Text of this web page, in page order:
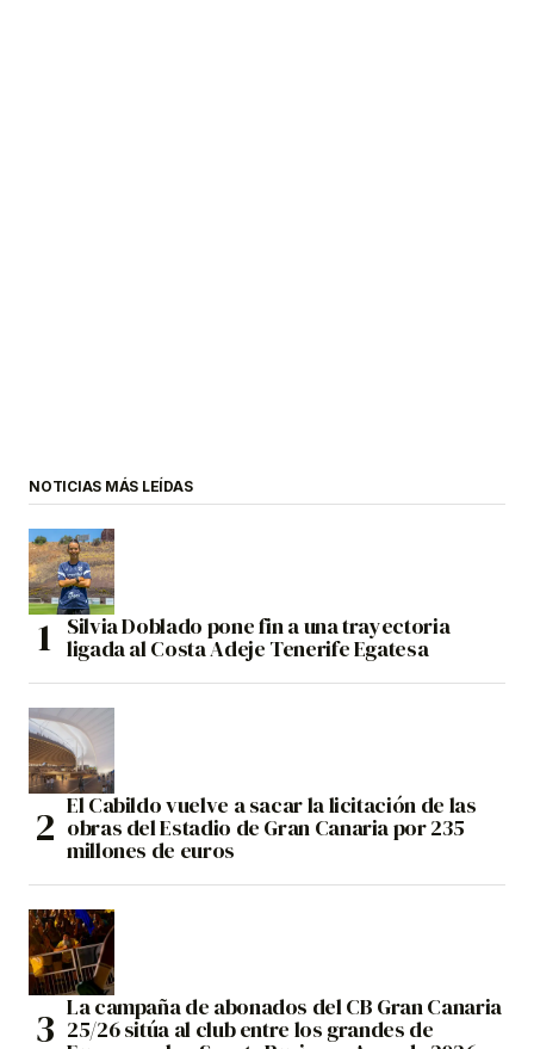
NOTICIAS MÁS LEÍDAS
Silvia Doblado pone fin a una trayectoria
ligada al Costa Adeje Tenerife Egatesa
El Cabildo vuelve a sacar la licitación de las
obras del Estadio de Gran Canaria por 235
millones de euros
La campaña de abonados del CB Gran Canaria
25/26 sitúa al club entre los grandes de